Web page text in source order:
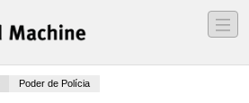
―
―
―
Poder de Polícia